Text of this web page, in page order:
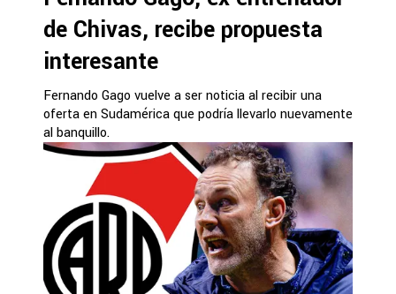
de Chivas, recibe propuesta
interesante
Fernando Gago vuelve a ser noticia al recibir una
oferta en Sudamérica que podría llevarlo nuevamente
al banquillo.